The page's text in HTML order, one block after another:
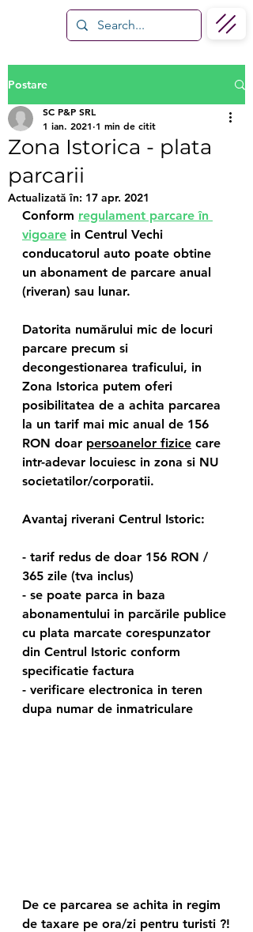
Postare
Zona Istorica - plata
parcarii
SC P&P SRL
1 ian. 2021 1 min de citit
Actualizată în: 17 apr. 2021
Conform regulament parcare în
vigoare in Centrul Vechi
conducatorul auto poate obtine
un abonament de parcare anual
(riveran) sau lunar.
Datorita numărului mic de locuri
parcare precum si
decongestionarea traficului, in
Zona Istorica putem oferi
posibilitatea de a achita parcarea
la un tarif mai mic anual de 156
RON doar persoanelor fizice care
intr-adevar locuiesc in zona si NU
societatilor/corporatii.
Avantaj riverani Centrul Istoric:
- tarif redus de doar 156 RON /
365 zile (tva inclus)
- se poate parca in baza
abonamentului in parcările publice
cu plata marcate corespunzator
din Centrul Istoric conform
specificatie factura
- verificare electronica in teren
dupa numar de inmatriculare
De ce parcarea se achita in regim
de taxare pe ora/zi pentru turisti ?!